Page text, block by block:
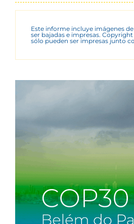
Este informe incluye imágenes
ser bajadas e impresas.
sólo pueden ser impresas junto